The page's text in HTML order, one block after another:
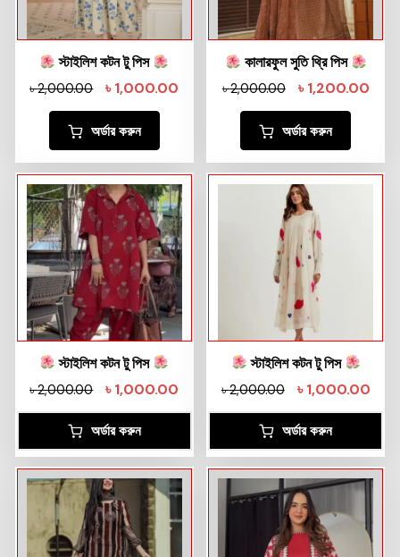
স্টাইলিশ কটন টু পিস
৳2,000.00 ৳1,000.00
অর্ডার করুন
কালারফুল সুতি থ্রি পিস
৳2,000.00 ৳1,200.00
অর্ডার করুন
স্টাইলিশ কটন টু পিস
৳2,000.00 ৳1,000.00
অর্ডার করুন
স্টাইলিশ কটন টু পিস
৳2,000.00 ৳1,000.00
অর্ডার করুন